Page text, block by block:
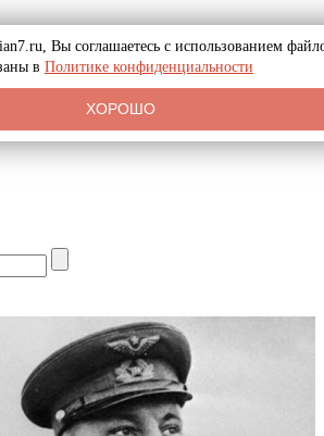
Вы соглашаетесь с использованием
в Политике конфиденциальности
ХОРОШО